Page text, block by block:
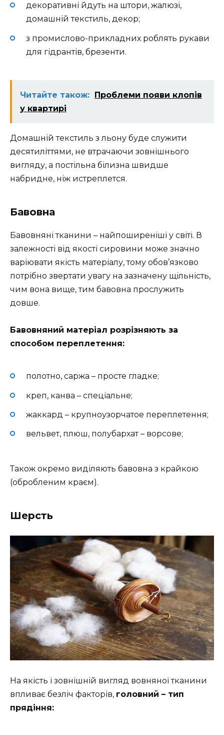
декоративні йдуть на штори, жалюзі,
домашній текстиль, декор;
з промислово-прикладних роблять рукави
для гідрантів, брезенти.
Читайте також: Проблеми появи клопів
у квартирі
Домашній текстиль з льону буде служити
десятиліттями, не втрачаючи зовнішнього
вигляду, а постільна білизна швидше
набридне, ніж истреплется.
Бавовна
Бавовняні тканини – найпоширеніші у світі. В
залежності від якості сировини може значно
варіювати якість матеріалу, тому обов’язково
потрібно звертати увагу на зазначену щільність,
чим вона вище, тим бавовна прослужить
довше.
Бавовняний матеріал розрізняють за
способом переплетення:
полотно, саржа – просте гладке;
креп, канва – спеціальне;
жаккард – крупноузорчатое переплетення;
вельвет, плюш, полубархат – ворсове;
Також окремо виділяють бавовна з крайкою
(обробленим краєм).
Шерсть
На якість і зовнішній вигляд вовняної тканини
впливає безліч факторів, головний – тип
прядіння: